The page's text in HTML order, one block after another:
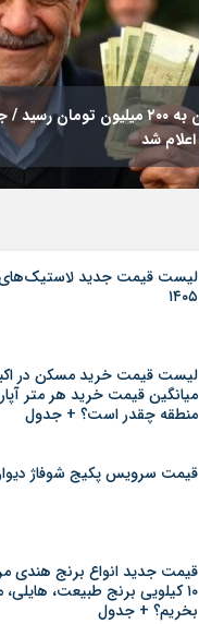
وام بازنشستگان به ۲۰۰ میلیون
لیست قیمت جدید لاستیک‌های
۱۴۰۵
میانگین قیمت خرید هر متر
منطقه چقدر است؟ + جدول
قیمت سرویس پکیج شوفاژ دیواری
۱۰ کیلویی برنج طبیعت،
بخریم؟ + جدول